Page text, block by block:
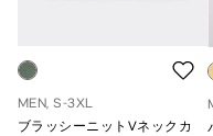
MEN, S-3XL
ブラッシーニットVネックカ